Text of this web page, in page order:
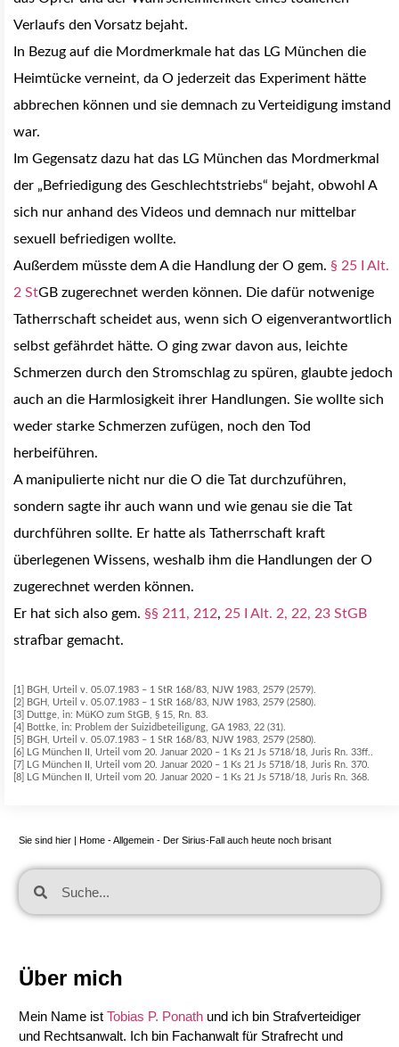
Verlaufs den Vorsatz bejaht.
In Bezug auf die Mordmerkmale hat das LG München die
Heimtücke verneint, da O jederzeit das Experiment hätte
abbrechen können und sie demnach zu Verteidigung imstand
war.
Im Gegensatz dazu hat das LG München das Mordmerkmal
der „Befriedigung des Geschlechtstriebs“ bejaht, obwohl A
sich nur anhand des Videos und demnach nur mittelbar
sexuell befriedigen wollte.
Außerdem müsste dem A die Handlung der O gem. § 25 I Alt.
2 StGB zugerechnet werden können. Die dafür notwenige
Tatherrschaft scheidet aus, wenn sich O eigenverantwortlich
selbst gefährdet hätte. O ging zwar davon aus, leichte
Schmerzen durch den Stromschlag zu spüren, glaubte jedoch
auch an die Harmlosigkeit ihrer Handlungen. Sie wollte sich
weder starke Schmerzen zufügen, noch den Tod
herbeiführen.
A manipulierte nicht nur die O die Tat durchzuführen,
sondern sagte ihr auch wann und wie genau sie die Tat
durchführen sollte. Er hatte als Tatherrschaft kraft
überlegenen Wissens, weshalb ihm die Handlungen der O
zugerechnet werden können.
Er hat sich also gem. §§ 211 , 212, 25 I Alt. 2, 22, 23 StGB
strafbar gemacht.
[1] BGH, Urteil v. 05.07.1983 – 1 StR 168/83, NJW 1983, 2579 (2579).
[2] BGH, Urteil v. 05.07.1983 – 1 StR 168/83, NJW 1983, 2579 (2580).
[3] Duttge, in: MüKO zum StGB, § 15, Rn. 83.
[4] Bottke, in: Problem der Suizidbeteiligung, GA 1983, 22 (31).
[5] BGH, Urteil v. 05.07.1983 – 1 StR 168/83, NJW 1983, 2579 (2580).
[6] LG München II, Urteil vom 20. Januar 2020 – 1 Ks 21 Js 5718/18, Juris Rn. 33ff..
[7] LG München II, Urteil vom 20. Januar 2020 – 1 Ks 21 Js 5718/18, Juris Rn. 370.
[8] LG München II, Urteil vom 20. Januar 2020 – 1 Ks 21 Js 5718/18, Juris Rn. 368.
Sie sind hier | Home -Allgemein - Der Sirius-Fall auch heute noch brisant
Über mich
Mein Name ist Tobias P. Ponath und ich bin Strafverteidiger
und Rechtsanwalt. Ich bin Fachanwalt für Strafrecht und